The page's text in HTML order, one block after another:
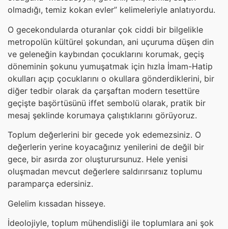
olmadığı, temiz kokan evler” kelimeleriyle anlatıyordu.
O gecekondularda oturanlar çok ciddi bir bilgelikle
metropolün kültürel şokundan, ani uçuruma düşen din
ve geleneğin kaybından çocuklarını korumak, geçiş
döneminin şokunu yumuşatmak için hızla İmam-Hatip
okulları açıp çocuklarını o okullara gönderdiklerini, bir
diğer tedbir olarak da çarşaftan modern tesettüre
geçişte başörtüsünü iffet sembolü olarak, pratik bir
mesaj şeklinde korumaya çalıştıklarını görüyoruz.
Toplum değerlerini bir gecede yok edemezsiniz. O
değerlerin yerine koyacağınız yenilerini de değil bir
gece, bir asırda zor oluşturursunuz. Hele yenisi
oluşmadan mevcut değerlere saldırırsanız toplumu
paramparça edersiniz.
Gelelim kıssadan hisseye.
İdeolojiyle, toplum mühendisliği ile toplumlara ani şok